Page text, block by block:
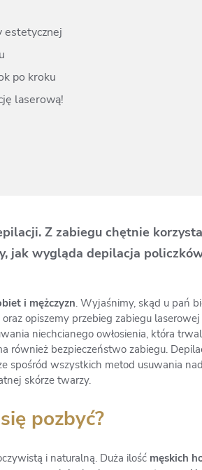
estetycznej
po kroku
laserową!
Z zabiegu chętnie
jak wygląda depilacja
i mężczyzn. Wyjaśnimy, skąd u pań
opiszemy przebieg zabiegu
niechcianego owłosienia, która
również bezpieczeństwo zabiegu.
wszystkich metod usuwania
skórze twarzy.
pozbyć?
i naturalną. Duża ilość męskich